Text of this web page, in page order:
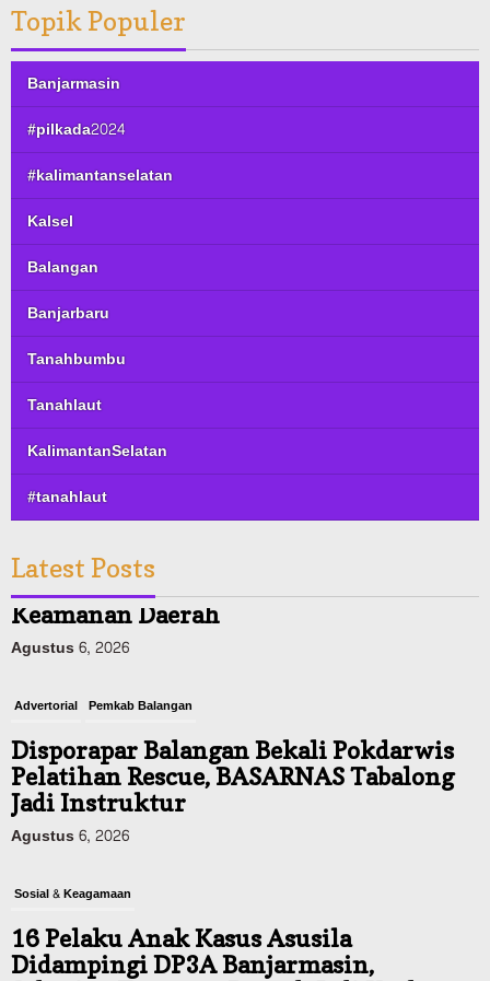
Topik Populer
Banjarmasin
#pilkada2024
#kalimantanselatan
Kalsel
Balangan
Banjarbaru
Tanahbumbu
Tanahlaut
KalimantanSelatan
#tanahlaut
Latest Posts
Advertorial Pemkab Balangan
Pelatihan Rescue, BASARNAS Tabalong
Jadi Instruktur
Agustus 6, 2026
Sosial & Keagamaan
Didampingi DP3A Banjarmasin,
Sebagian Ternyata Pernah Jadi Korban
Agustus 6, 2026